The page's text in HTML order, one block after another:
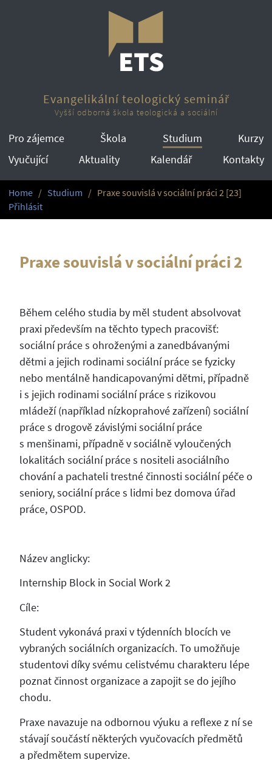
Evangelikální teologický seminář
Vyšší odborná škola teologická a sociální
Pro zájemce Škola Studium
Kurzy
Vyučující
Aktuality Kalendář Kontakty
Home Studium
Praxe souvislá v sociální práci 2 [23]
Přihlásit
Praxe souvislá v sociální práci 2
Během celého studia by měl student absolvovat
praxi především na těchto typech pracovišť:
sociální práce s ohroženými a zanedbávanými
dětmi a jejich rodinami sociální práce se fyzicky
nebo mentálně handicapovanými dětmi, případně
i s jejich rodinami sociální práce s rizikovou
mládeží (například nízkoprahové zařízení) sociální
práce s drogově závislými sociální práce
s menšinami, případně v sociálně vyloučených
lokalitách sociální práce s nositeli asociálního
chování a pachateli trestné činnosti sociální péče o
seniory, sociální práce s lidmi bez domova úřad
práce, OSPOD.
Název anglicky:
Internship Block in Social Work 2
Cíle:
Student vykonává praxi v týdenních blocích ve
vybraných sociálních organizacích. To umožňuje
studentovi díky svému celistvému charakteru lépe
poznat činnost organizace a zapojit se do jejího
chodu.
Praxe navazuje na odbornou výuku a reflexe z ní se
stávají součástí některých vyučovacích předmětů
a předmětem supervize.